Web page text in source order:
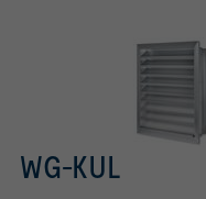
WG-KUL